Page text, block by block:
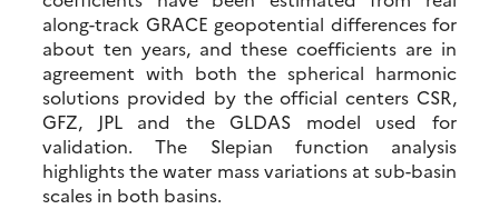
along-track GRACE geopotential differences for
about ten years, and these coefficients are in
agreement with both the spherical harmonic
solutions provided by the official centers CSR,
GFZ, JPL and the GLDAS model used for
validation. The Slepian function analysis
highlights the water mass variations at sub-basin
scales in both basins.